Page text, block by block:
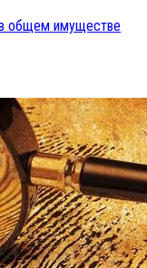
в общем имуществе